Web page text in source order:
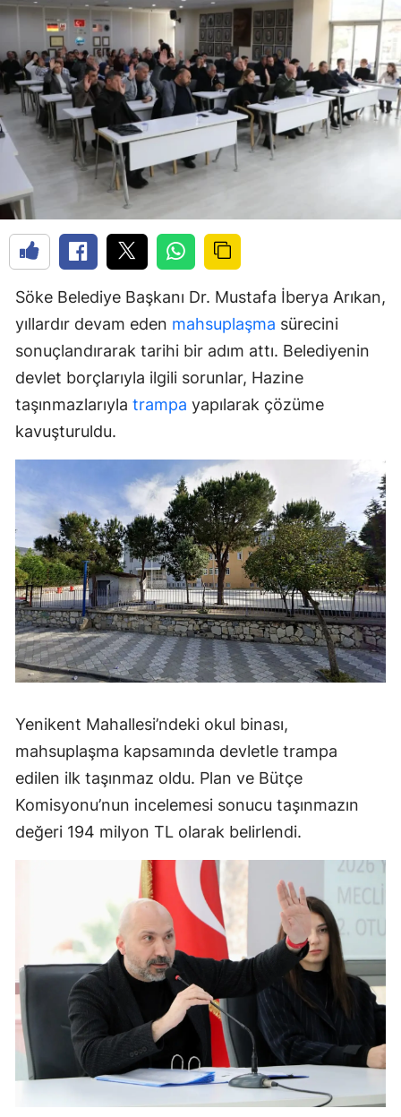
Söke Belediye Başkanı Dr. Mustafa İberya Arıkan,
yıllardır devam eden mahsuplaşma sürecini
sonuçlandırarak tarihi bir adım attı. Belediyenin
devlet borçlarıyla ilgili sorunlar, Hazine
taşınmazlarıyla trampa yapılarak çözüme
kavuşturuldu.
Yenikent Mahallesi’ndeki okul binası,
mahsuplaşma kapsamında devletle trampa
edilen ilk taşınmaz oldu. Plan ve Bütçe
Komisyonu’nun incelemesi sonucu taşınmazın
değeri 194 milyon TL olarak belirlendi.